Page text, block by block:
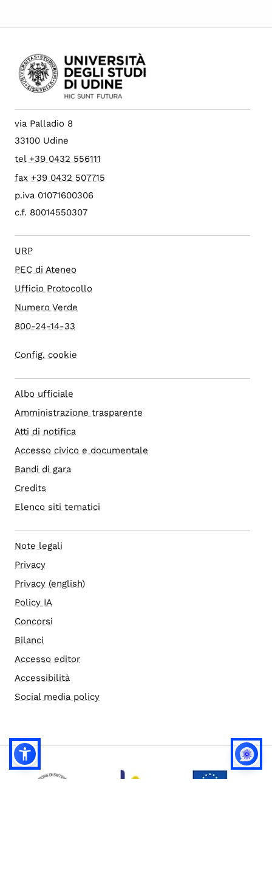
via Palladio 8
33100 Udine
tel +39 0432 556111
fax +39 0432 507715
p.iva 01071600306
c.f. 80014550307
URP
PEC di Ateneo
Ufficio Protocollo
Numero Verde
800-24-14-33
Config. cookie
Albo ufficiale
Amministrazione trasparente
Atti di notifica
Accesso civico e documentale
Bandi di gara
Credits
Elenco siti tematici
Note legali
Privacy
Privacy (english)
Policy IA
Concorsi
Bilanci
Accesso editor
Accessibilità
Social media policy